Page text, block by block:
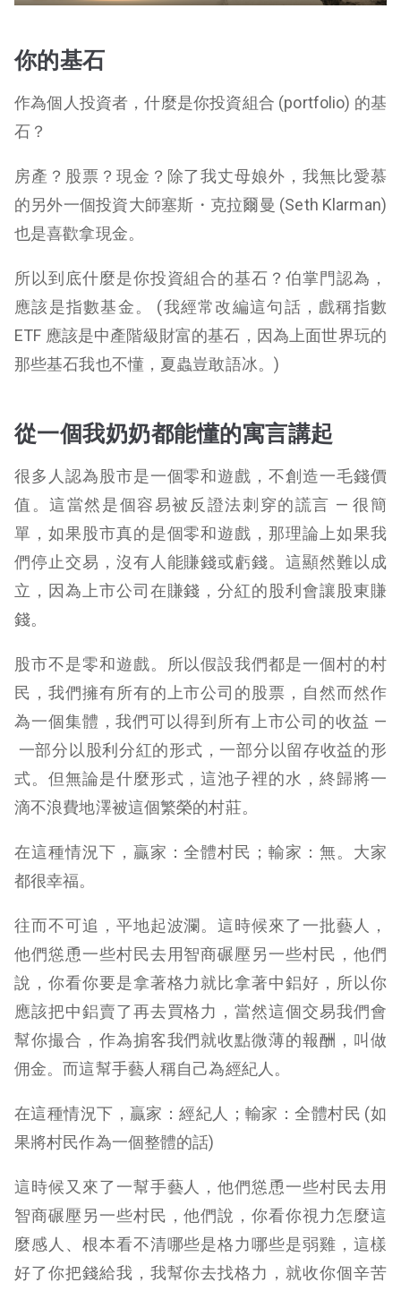
你的基石
作為個人投資者，什麼是你投資組合 (portfolio) 的基
石？
房產？股票？現金？除了我丈母娘外，我無比愛慕
的另外一個投資大師塞斯・ 克拉爾曼 (Seth Klarman)
也是喜歡拿現金。
所以到底什麼是你投資組合的基石？伯掌門認為，
應該是指數基金。 (我經常改編這句話，戲稱指數
ETF 應該是中產階級財富的基石，因為上面世界玩的
那些基石我也不懂，夏蟲豈敢語冰。)
從一個我奶奶都能懂的寓言講起
很多人認為股市是一個零和遊戲，不創造一毛錢價
值。這當然是個容易被反證法刺穿的謊言 — 很簡
單，如果股市真的是個零和遊戲，那理論上如果我
們停止交易，沒有人能賺錢或虧錢。這顯然難以成
立，因為上市公司在賺錢，分紅的股利會讓股東賺
錢。
股市不是零和遊戲。所以假設我們都是一個村的村
民，我們擁有所有的上市公司的股票，自然而然作
為一個集體，我們可以得到所有上市公司的收益 —
一部分以股利分紅的形式，一部分以留存收益的形
式。但無論是什麼形式，這池子裡的水，終歸將一
滴不浪費地澤被這個繁榮的村莊。
在這種情況下，贏家：全體村民；輸家：無。大家
都很幸福。
往而不可追，平地起波瀾。這時候來了一批藝人，
他們慫恿一些村民去用智商碾壓另一些村民，他們
說，你看你要是拿著格力就比拿著中鋁好，所以你
應該把中鋁賣了再去買格力，當然這個交易我們會
幫你撮合，作為掮客我們就收點微薄的報酬，叫做
佣金。而這幫手藝人稱自己為經紀人。
在這種情況下，贏家：經紀人；輸家：全體村民 (如
果將村民作為一個整體的話)
這時候又來了一幫手藝人，他們慫恿一些村民去用
智商碾壓另一些村民，他們說，你看你視力怎麼這
麼感人、根本看不清哪些是格力哪些是弱雞，這樣
好了你把錢給我，我幫你去找格力，就收你個辛苦